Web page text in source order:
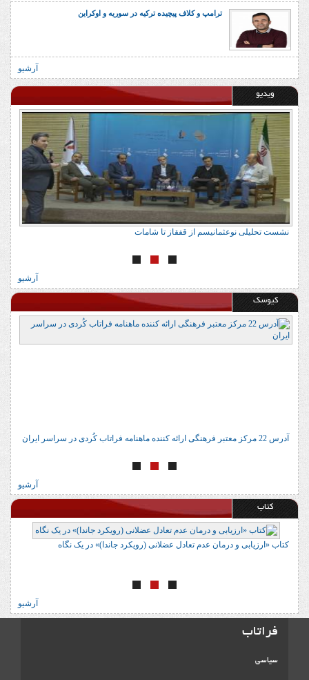
ترامپ و کلاف پیچیده ترکیه در سوریه و اوکراین
آرشیو
ویدیو
نشست تحلیلی نوعثمانیسم از قفقاز تا شامات
آرشیو
کیوسک
آدرس 22 مرکز معتبر فرهنگی ارائه کننده ماهنامه فراتاب کُردی در سراسر ایران
آرشیو
کتاب
کتاب «ارزیابی و درمان عدم تعادل عضلانی (رویکرد جاندا)» در یک نگاه
آرشیو
فراتاب
سیاسی